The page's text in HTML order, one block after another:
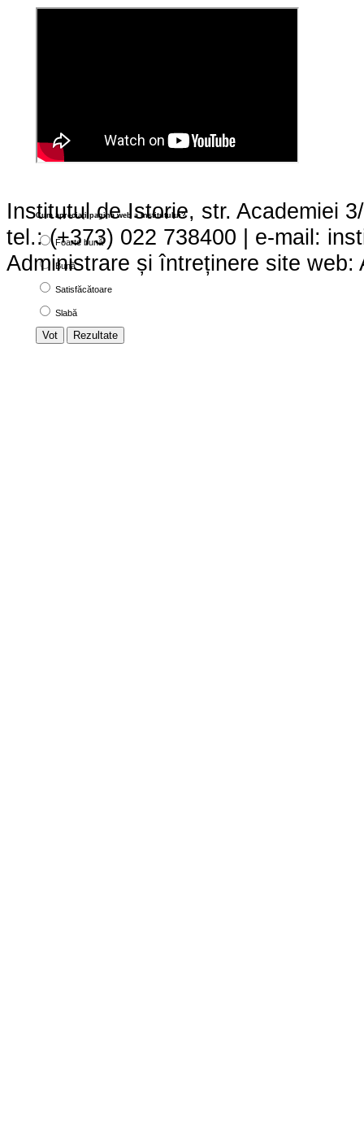
Cum apreciaţi pagina web a institutului?
Foarte bună
Bună
Satisfăcătoare
Slabă
Institutul de Istorie, str. Academiei
tel.: (+373) 022 738400 | e-mail:
Administrare și întreținere site web: